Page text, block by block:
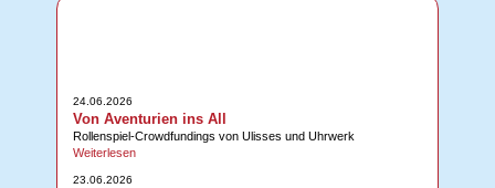
24.06.2026
Von Aventurien ins All
Rollenspiel-Crowdfundings von Ulisses und Uhrwerk
Weiterlesen
23.06.2026